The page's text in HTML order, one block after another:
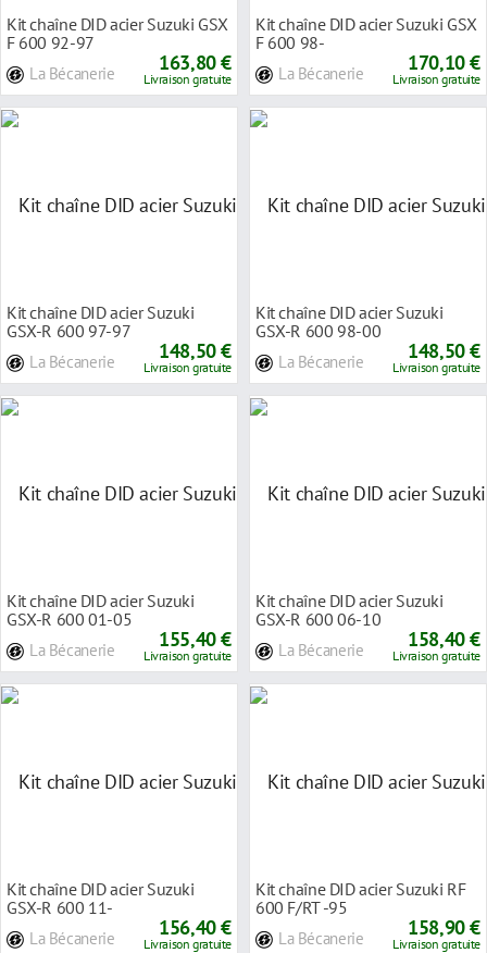
Kit chaîne DID acier Suzuki GSX
F 600 92-97
La Bécanerie 163,80 €
Livraison gratuite
Kit chaîne DID acier Suzuki GSX
F 600 98-
La Bécanerie 170,10 €
Livraison gratuite
Kit chaîne DID acier Suzuki
GSX-R 600 97-97
La Bécanerie 148,50 €
Livraison gratuite
Kit chaîne DID acier Suzuki
GSX-R 600 98-00
La Bécanerie 148,50 €
Livraison gratuite
Kit chaîne DID acier Suzuki
GSX-R 600 01-05
La Bécanerie 155,40 €
Livraison gratuite
Kit chaîne DID acier Suzuki
GSX-R 600 06-10
La Bécanerie 158,40 €
Livraison gratuite
Kit chaîne DID acier Suzuki
GSX-R 600 11-
La Bécanerie 156,40 €
Livraison gratuite
Kit chaîne DID acier Suzuki RF
600 F/RT -95
La Bécanerie 158,90 €
Livraison gratuite